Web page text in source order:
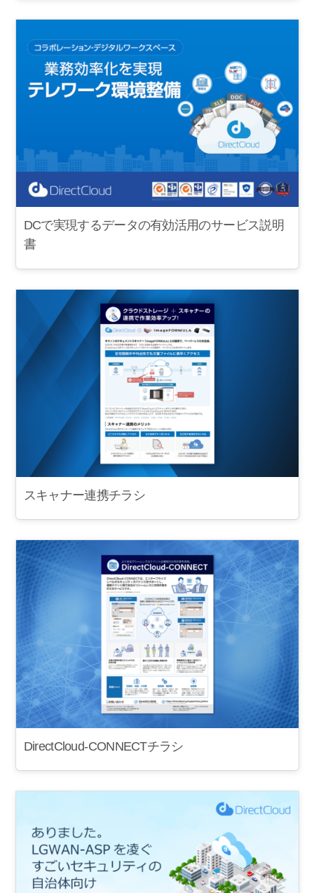
DCで実現するデータの有効活用のサービス説明
書
スキャナー連携チラシ
DirectCloud-CONNECTチラシ